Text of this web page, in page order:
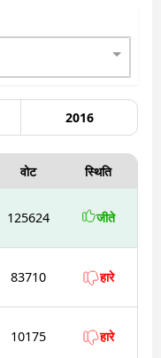
2016
वोट स्थिति
125624 जीते
83710 हारे
10175 हारे